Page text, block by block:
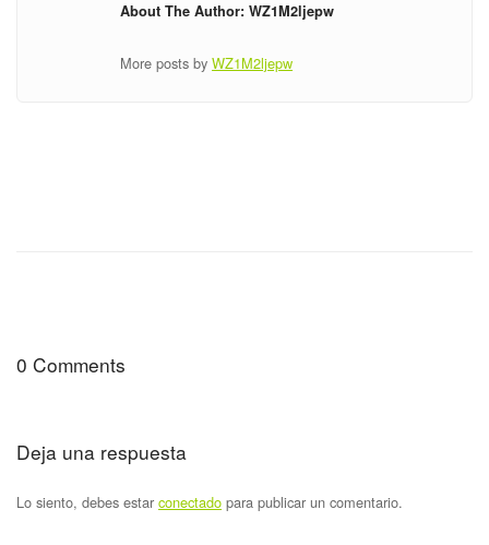
About The Author: WZ1M2ljepw
More posts byWZ1M2ljepw
0 Comments
Deja una respuesta
Lo siento, debes estar conectado para publicar un comentario.